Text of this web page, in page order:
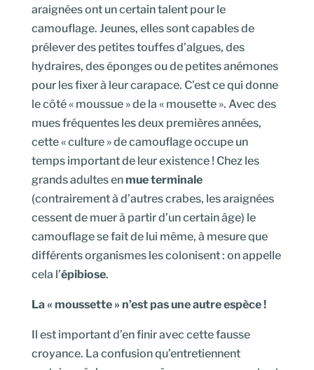
araignées ont un certain talent pour le
camouflage. Jeunes, elles sont capables de
prélever des petites touffes d’algues, des
hydraires, des éponges ou de petites anémones
pour les fixer à leur carapace. C’est ce qui donne
le côté « moussue » de la « mousette ». Avec des
mues fréquentes les deux premières années,
cette « culture » de camouflage occupe un
temps important de leur existence ! Chez les
grands adultes enmue terminale
(contrairement à d’autres crabes, les araignées
cessent de muer à partir d’un certain âge) le
camouflage se fait de lui même, à mesure que
différents organismes les colonisent : on appelle
cela l’épibiose.
La « moussette » n’est pas une autre espèce !
Il est important d’en finir avec cette fausse
croyance. La confusion qu’entretiennent